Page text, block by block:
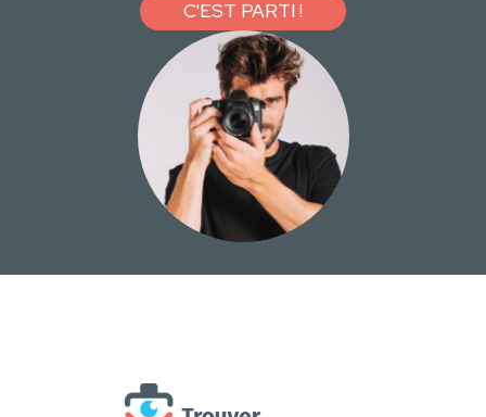
C'EST PARTI !